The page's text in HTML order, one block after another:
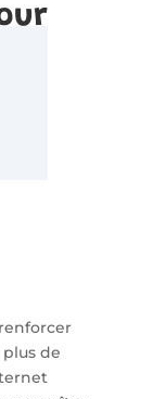
de